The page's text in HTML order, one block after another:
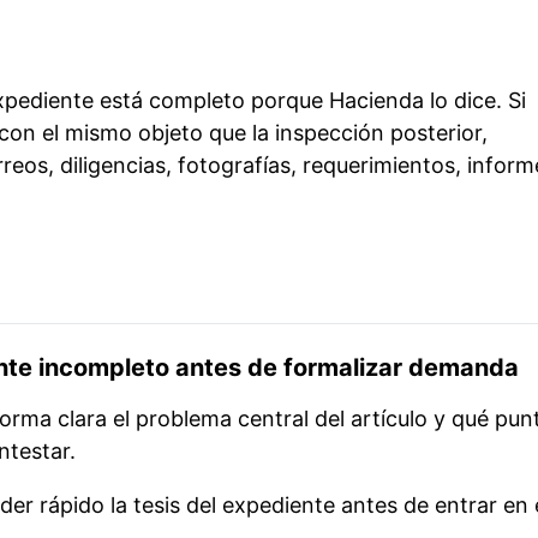
está completo porque Hacienda lo dice. Si
el mismo objeto que la inspección posterior,
diligencias, fotografías, requerimientos,
incompleto antes de formalizar demanda
clara el problema central del artículo y qué
rápido la tesis del expediente antes de entrar en